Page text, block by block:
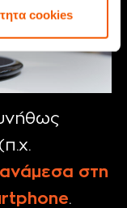
cookies
(π.χ.
ανάμεσα στη
.